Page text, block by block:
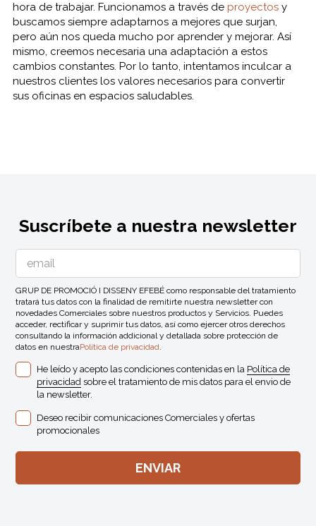
hora de trabajar. Funcionamos a través de proyectosy
buscamos siempre adaptarnos a mejores que surjan,
pero aún nos queda mucho por aprender y mejorar. Así
mismo, creemos necesaria una adaptación a estos
cambios constantes. Por lo tanto, intentamos inculcar a
nuestros clientes los valores necesarios para convertir
sus oficinas en espacios saludables.
Suscríbete a nuestra newsletter
GRUP DE PROMOCIÓ I DISSENY EFEBÉ como responsable del tratamiento
tratará tus datos con la finalidad de remitirte nuestra newsletter con
novedades Comerciales sobre nuestros productos y Servicios. Puedes
acceder, rectificar y suprimir tus datos, así como ejercer otros derechos
consultando la información addicional y detallada sobre protección de
datos en nuestraPolítica de privacidad.
He leído y acepto las condiciones contenidas en la Política de
privacidad sobre el tratamiento de mis datos para el envio de
la newsletter.
Deseo recibir comunicaciones Comerciales y ofertas
promocionales